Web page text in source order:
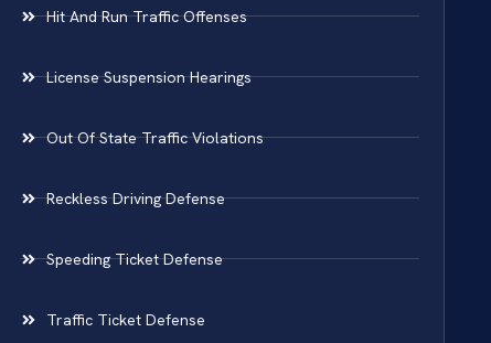
Hit And Run Traffic Offenses
License Suspension Hearings
Out Of State Traffic Violations
Reckless Driving Defense
Speeding Ticket Defense
Traffic Ticket Defense